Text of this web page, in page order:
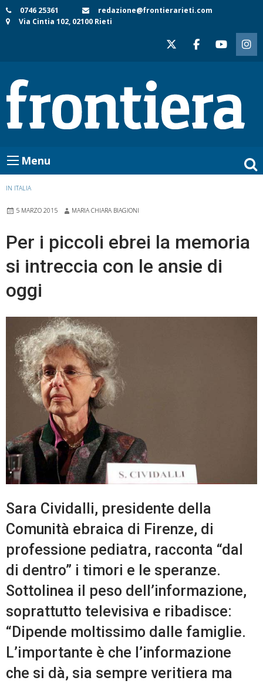
Skip
to
0746 25361
redazione@frontierarieti.com
Via Cintia 102, 02100 Rieti
Menu
IN ITALIA
5 MARZO 2015 MARIA CHIARA BIAGIONI
Per i piccoli ebrei la memoria
si intreccia con le ansie di
oggi
Sara Cividalli, presidente della
Comunità ebraica di Firenze, di
professione pediatra, racconta “dal
di dentro” i timori e le speranze.
Sottolinea il peso dell’informazione,
soprattutto televisiva e ribadisce:
“Dipende moltissimo dalle famiglie.
L’importante è che l’informazione
che si dà, sia sempre veritiera ma